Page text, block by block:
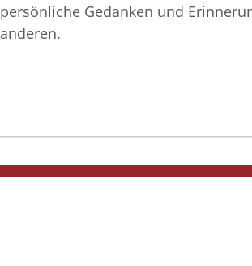
persönliche Gedanken und
anderen.